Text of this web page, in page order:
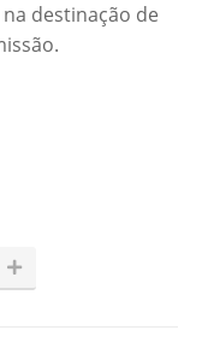
destinação de